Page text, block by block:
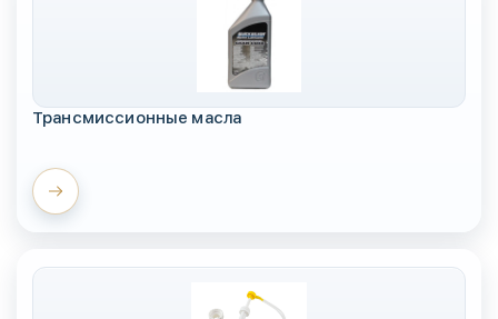
Трансмиссионные масла